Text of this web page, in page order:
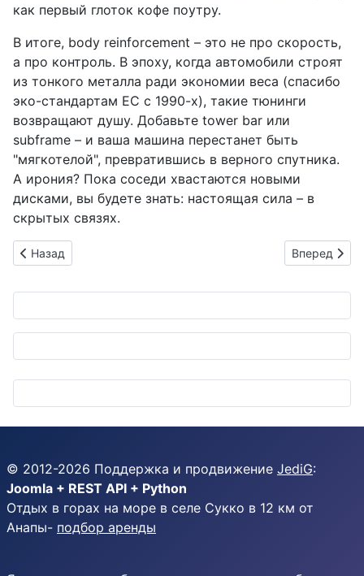
как первый глоток кофе поутру.
В итоге, body reinforcement – это не про скорость,
а про контроль. В эпоху, когда автомобили строят
из тонкого металла ради экономии веса (спасибо
эко-стандартам ЕС с 1990-х), такие тюнинги
возвращают душу. Добавьте tower bar или
subframe – и ваша машина перестанет быть
"мягкотелой", превратившись в верного спутника.
А ирония? Пока соседи хвастаются новыми
дисками, вы будете знать: настоящая сила – в
скрытых связях.
Предыдущий: Автомойка будущего: от самурайских щеток
Назад Следующий:
Вперед
© 2012-2026 Поддержка и продвижение JediG:
Joomla + REST API + Python
Отдых в горах на море в селе Сукко в 12 км от
Анапы- подбор аренды